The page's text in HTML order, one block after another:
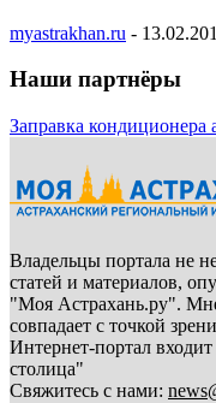
myastrakhan.ru -
Наши партнёры
Заправка кондиционера
Владельцы портала не
статей и материалов,
"Моя Астрахань.ру".
совпадает с точкой
Интернет-портал
столица"
Свяжитесь с нами: